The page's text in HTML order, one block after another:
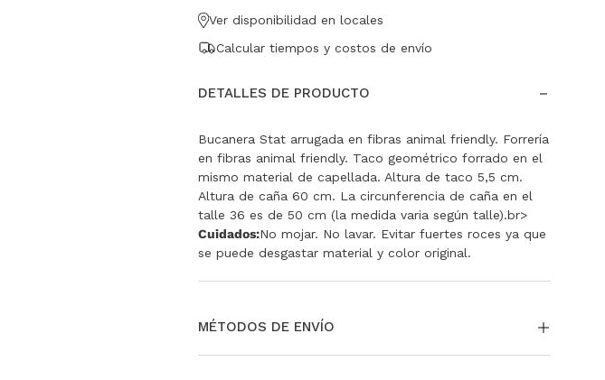
Ver disponibilidad en locales
Calcular tiempos y costos de envío
DETALLES DE PRODUCTO
Bucanera Stat arrugada en fibras animal friendly. Forrería
en fibras animal friendly. Taco geométrico forrado en el
mismo material de capellada. Altura de taco 5,5 cm.
Altura de caña 60 cm. La circunferencia de caña en el
talle 36 es de 50 cm (la medida varia según talle).br>
Cuidados:No mojar. No lavar. Evitar fuertes roces ya que
se puede desgastar material y color original.
MÉTODOS DE ENVÍO